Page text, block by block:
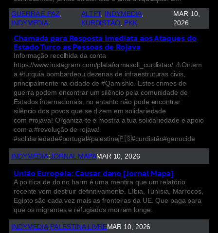
GUERRA E PAZ
INDYMEDIA:
ALTPT, INDYMEDIA
KURDISTÃO, PKK
MAR 10,
2026
Chamada para Resposta imediata aos Ataques do
Estado Turco as Pessoas de Rojava
Informação recolhida da conta
https://www.instagram.com/plataformasoli_curdistao/ ⚠️Ontem
a #turquia bombardeou dezenas de infraestruturas civis,
principalmente na cidade de #Qamishlo. Estes crimes de
guerra podem encontrar um silêncio pela comunidade de
Estados internacionais, no entanto não pode encontrar
silêncio dos povos que se dizem em solidariedade
com #rojava! Organiza-te e mostra a tua solidariedade e apoio
com a #revolução de rojava!
#solidariedade#portugal#palestine🇵🇸#curdistão#genocide
INDYMEDIA:JORNAL MAPAMAR 10, 2026
União Europeia: Causar dano [Jornal Mapa]
A política de do no harm é uma mentira que um relatório
recente vem destruir definitivamente. Líbia, Tunísia, Marrocos,
Egipto são cada vez mais as fronteiras da UE. Que paga para
que os migrantes e refugiados morram longe.
INDYMEDIA: PALESTINA LIVREMAR 10, 2026